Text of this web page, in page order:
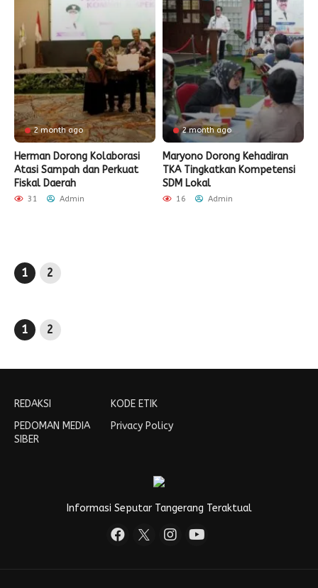
2 month ago
Herman Dorong Kolaborasi
Atasi Sampah dan Perkuat
Fiskal Daerah
31 Admin
2 month ago
Maryono Dorong Kehadiran
TKA Tingkatkan Kompetensi
SDM Lokal
16 Admin
1 2
1 2
REDAKSI
PEDOMAN MEDIA
SIBER
KODE ETIK
Privacy Policy
Informasi Seputar Tangerang Teraktual